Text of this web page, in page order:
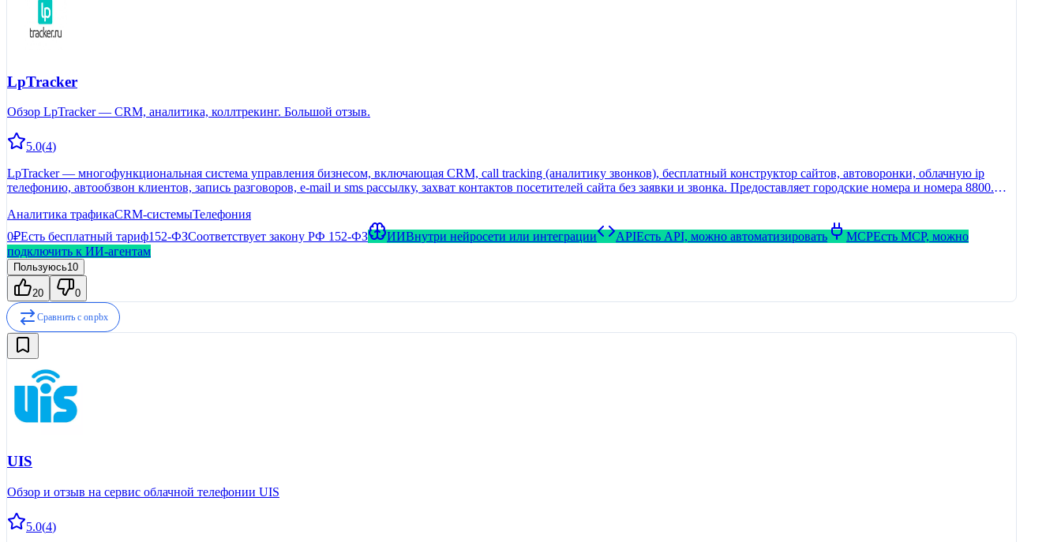
LpTracker
Обзор LpTracker — CRM, аналитика, коллтрекинг. Большой отзыв.
5.0(4)
LpTracker — многофункциональная система управления бизнесом, включающая CRM, call tracking (аналитику звонков), бесплатный конструктор сайтов, автоворонки, облачную ip
телефонию, автообзвон клиентов, запись разговоров, е-mail и sms рассылку, захват контактов посетителей сайта без заявки и звонка. Предоставляет городские номера и номера 8800.
Аналитика трафикаCRM-системыТелефония
0₽Есть бесплатный тариф152-ФЗСоответствует закону РФ 152-ФЗ ИИВнутри нейросети или интеграции APIЕсть API, можно автоматизировать MCPЕсть MCP, можно
подключить к ИИ-агентам
Пользуюсь10
20 0
Сравнить сonpbx
UIS
Обзор и отзыв на сервис облачной телефонии UIS
5.0(4)